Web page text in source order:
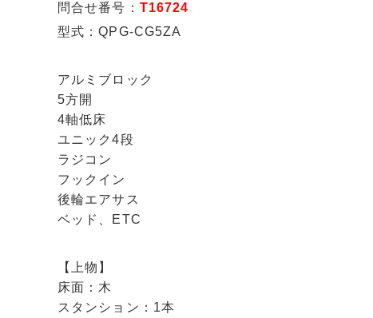
問合せ番号： T16724
型式：QPG-CG5ZA
アルミブロック
5方開
4軸低床
ユニック4段
ラジコン
フックイン
後輪エアサス
ベッド、ETC
【上物】
床面：木
スタンション：1本